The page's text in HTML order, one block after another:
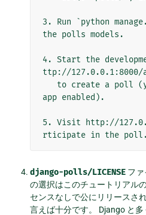
3. Run `python
the polls models.
4. Start the
ttp://127.0.0.1:8000/
app enabled).
5. Visit http://
django-polls/LICENSE フ
の選択はこのチュートリアル
センスなしで公にリリースさ
言えば十分です。 Django と